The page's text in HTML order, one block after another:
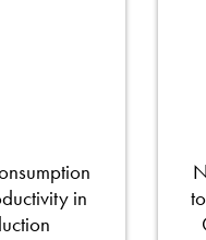
in